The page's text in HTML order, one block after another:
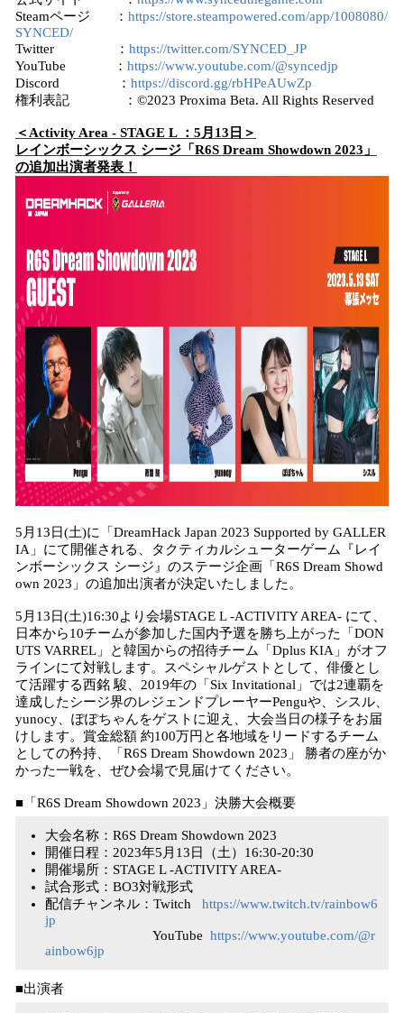
Steamページ ： https://store.steampowered.com/app/1008080/
SYNCED/
Twitter ： https://twitter.com/SYNCED_JP
YouTube ： https://www.youtube.com/@syncedjp
Discord ： https://discord.gg/rbHPeAUwZp
権利表記 ：©2023 Proxima Beta. All Rights Reserved
＜Activity Area - STAGE L ：5月13日＞
レインボーシックス シージ「R6S Dream Showdown 2023」
の追加出演者発表！
5月13日(土)に「DreamHack Japan 2023 Supported by GALLER
IA」にて開催される、タクティカルシューターゲーム『レイ
ンボーシックス シージ』のステージ企画「R6S Dream Showd
own 2023」の追加出演者が決定いたしました。
5月13日(土)16:30より会場STAGE L -ACTIVITY AREA- にて、
日本から10チームが参加した国内予選を勝ち上がった「DON
UTS VARREL」と韓国からの招待チーム「Dplus KIA」がオフ
ラインにて対戦します。スペシャルゲストとして、俳優とし
て活躍する西銘 駿、2019年の「Six Invitational」では2連覇を
達成したシージ界のレジェンドプレーヤーPenguや、シスル、
yunocy、ぽぽちゃんをゲストに迎え、大会当日の様子をお届
けします。賞金総額 約100万円と各地域をリードするチーム
としての矜持、「R6S Dream Showdown 2023」 勝者の座がか
かった一戦を、ぜひ会場で見届けてください。
■「R6S Dream Showdown 2023」決勝大会概要
大会名称：R6S Dream Showdown 2023
開催日程：2023年5月13日（土）16:30-20:30
開催場所：STAGE L -ACTIVITY AREA-
試合形式：BO3対戦形式
配信チャンネル：Twitch https://www.twitch.tv/rainbow6
jp
YouTube https://www.youtube.com/@r
ainbow6jp
■出演者